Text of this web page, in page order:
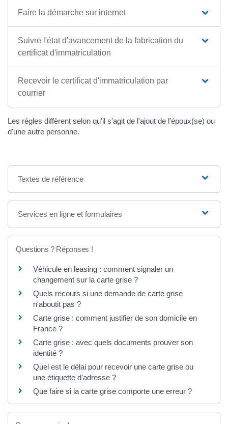
Faire la démarche sur internet
Suivre l'état d'avancement de la fabrication du
certificat d'immatriculation
Recevoir le certificat d'immatriculation par
courrier
Les règles diffèrent selon qu'il s'agit de l'ajout de l'époux(se) ou
d'une autre personne.
Textes de référence
Services en ligne et formulaires
Questions ? Réponses !
Véhicule en leasing : comment signaler un
changement sur la carte grise ?
Quels recours si une demande de carte grise
n'aboutit pas ?
Carte grise : comment justifier de son domicile en
France ?
Carte grise : avec quels documents prouver son
identité ?
Quel est le délai pour recevoir une carte grise ou
une étiquette d'adresse ?
Que faire si la carte grise comporte une erreur ?